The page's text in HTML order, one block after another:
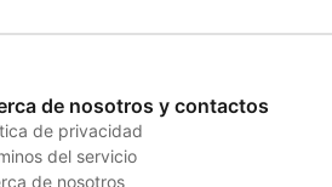
de nosotros y contactos
de privacidad
del servicio
de nosotros